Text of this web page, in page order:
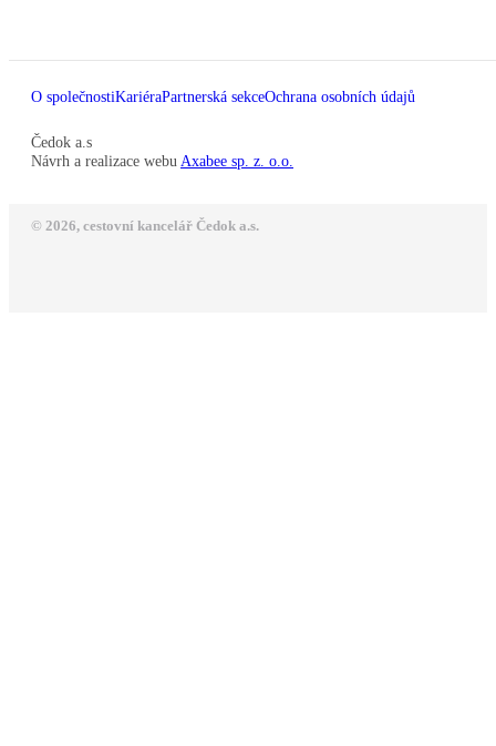
O společnostiKariéraPartnerská sekceOchrana osobních údajů
Čedok a.s
Návrh a realizace webu Axabee sp. z. o.o.
© 2026, cestovní kancelář Čedok a.s.